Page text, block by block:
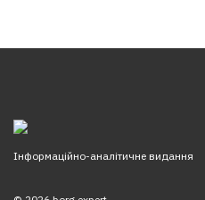
Інформаційно-аналітичне видання